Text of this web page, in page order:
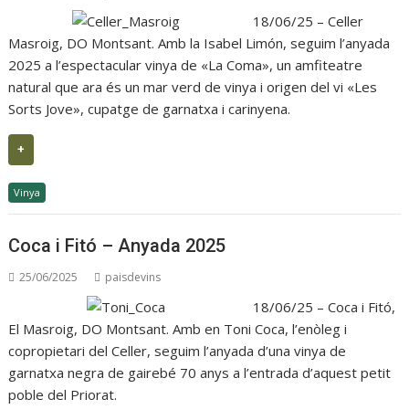
18/06/25 – Celler
Masroig, DO Montsant. Amb la Isabel Limón, seguim l’anyada
2025 a l’espectacular vinya de «La Coma», un amfiteatre
natural que ara és un mar verd de vinya i origen del vi «Les
Sorts Jove», cupatge de garnatxa i carinyena.
+
Vinya
Coca i Fitó – Anyada 2025
25/06/2025 paisdevins
18/06/25 – Coca i Fitó,
El Masroig, DO Montsant. Amb en Toni Coca, l’enòleg i
copropietari del Celler, seguim l’anyada d’una vinya de
garnatxa negra de gairebé 70 anys a l’entrada d’aquest petit
poble del Priorat.